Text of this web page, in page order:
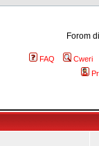
Forom
FAQ
Cweri